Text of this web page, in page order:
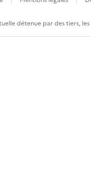
détenue par des tiers,